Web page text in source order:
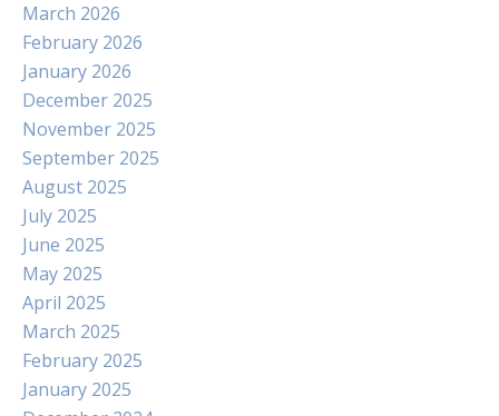
March 2026
February 2026
January 2026
December 2025
November 2025
September 2025
August 2025
July 2025
June 2025
May 2025
April 2025
March 2025
February 2025
January 2025